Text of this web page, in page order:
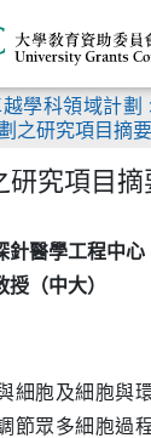
學科領域計劃
劃之研究項目摘要
研究項目摘
針醫學工程中心
（中大）
細胞及細胞與
節眾多細胞過